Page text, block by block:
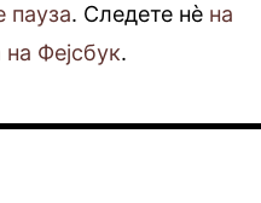
пауза. Следете нè на
Фејсбук.